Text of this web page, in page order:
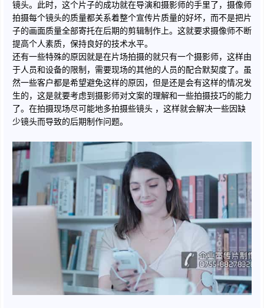
镜头。此时，这个片子的成功就在导演和摄影师的手里了，摄像师
拍摄每个镜头的质量都关系着整个宣传片质量的好坏，而不是把片
子的画面质量全部寄托在后期的剪辑制作上。这就要求摄像师不断
提高个人素质，保持良好的技术水平。
还有一些特殊的原因就是在片场拍摄的就只有一个摄影师，这样由
于人员和设备的限制，需要现场的其他的人员的配合默契度了。虽
然一些客户都是希望避免这样的原因，但是还是会有这样的情况发
生的，这是就要考虑到摄影师对文案的理解和一些拍摄技巧的能力
了。在拍摄现场尽可能地多拍摄些镜头 ，这样就会解决一些因缺
少镜头而导致的后期制作问题。